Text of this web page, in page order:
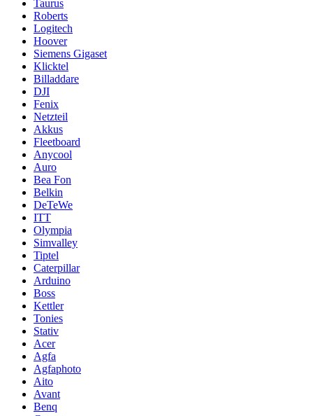
Taurus
Roberts
Logitech
Hoover
Siemens Gigaset
Klicktel
Billaddare
DJI
Fenix
Netzteil
Akkus
Fleetboard
Anycool
Auro
Bea Fon
Belkin
DeTeWe
ITT
Olympia
Simvalley
Tiptel
Caterpillar
Arduino
Boss
Kettler
Tonies
Stativ
Acer
Agfa
Agfaphoto
Aito
Avant
Benq